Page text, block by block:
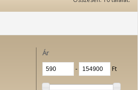
Ár
‐ Ft